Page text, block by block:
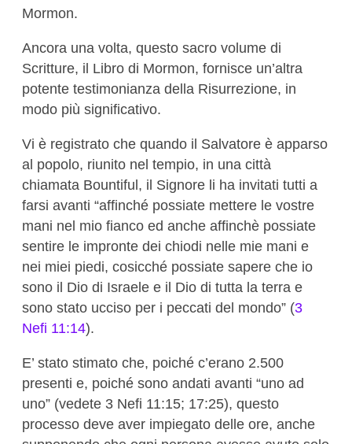
Mormon.
Ancora una volta, questo sacro volume di
Scritture, il Libro di Mormon, fornisce un’altra
potente testimonianza della Risurrezione, in
modo più significativo.
Vi è registrato che quando il Salvatore è apparso
al popolo, riunito nel tempio, in una città
chiamata Bountiful, il Signore li ha invitati tutti a
farsi avanti “affinché possiate mettere le vostre
mani nel mio fianco ed anche affinchè possiate
sentire le impronte dei chiodi nelle mie mani e
nei miei piedi, cosicché possiate sapere che io
sono il Dio di Israele e il Dio di tutta la terra e
sono stato ucciso per i peccati del mondo” (3
Nefi 11:14).
E’ stato stimato che, poiché c’erano 2.500
presenti e, poiché sono andati avanti “uno ad
uno” (vedete 3 Nefi 11:15; 17:25), questo
processo deve aver impiegato delle ore, anche